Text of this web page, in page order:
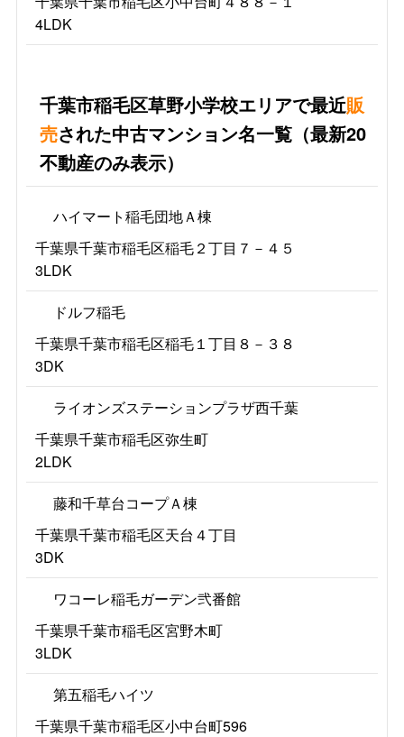
4LDK
千葉市稲毛区草野小学校エリアで最近販
売された中古マンション名一覧（最新20
不動産のみ表示）
ハイマート稲毛団地Ａ棟
千葉県千葉市稲毛区稲毛２丁目７－４５
3LDK
ドルフ稲毛
千葉県千葉市稲毛区稲毛１丁目８－３８
3DK
ライオンズステーションプラザ西千葉
千葉県千葉市稲毛区弥生町
2LDK
藤和千草台コープＡ棟
千葉県千葉市稲毛区天台４丁目
3DK
ワコーレ稲毛ガーデン弐番館
千葉県千葉市稲毛区宮野木町
3LDK
第五稲毛ハイツ
千葉県千葉市稲毛区小中台町596